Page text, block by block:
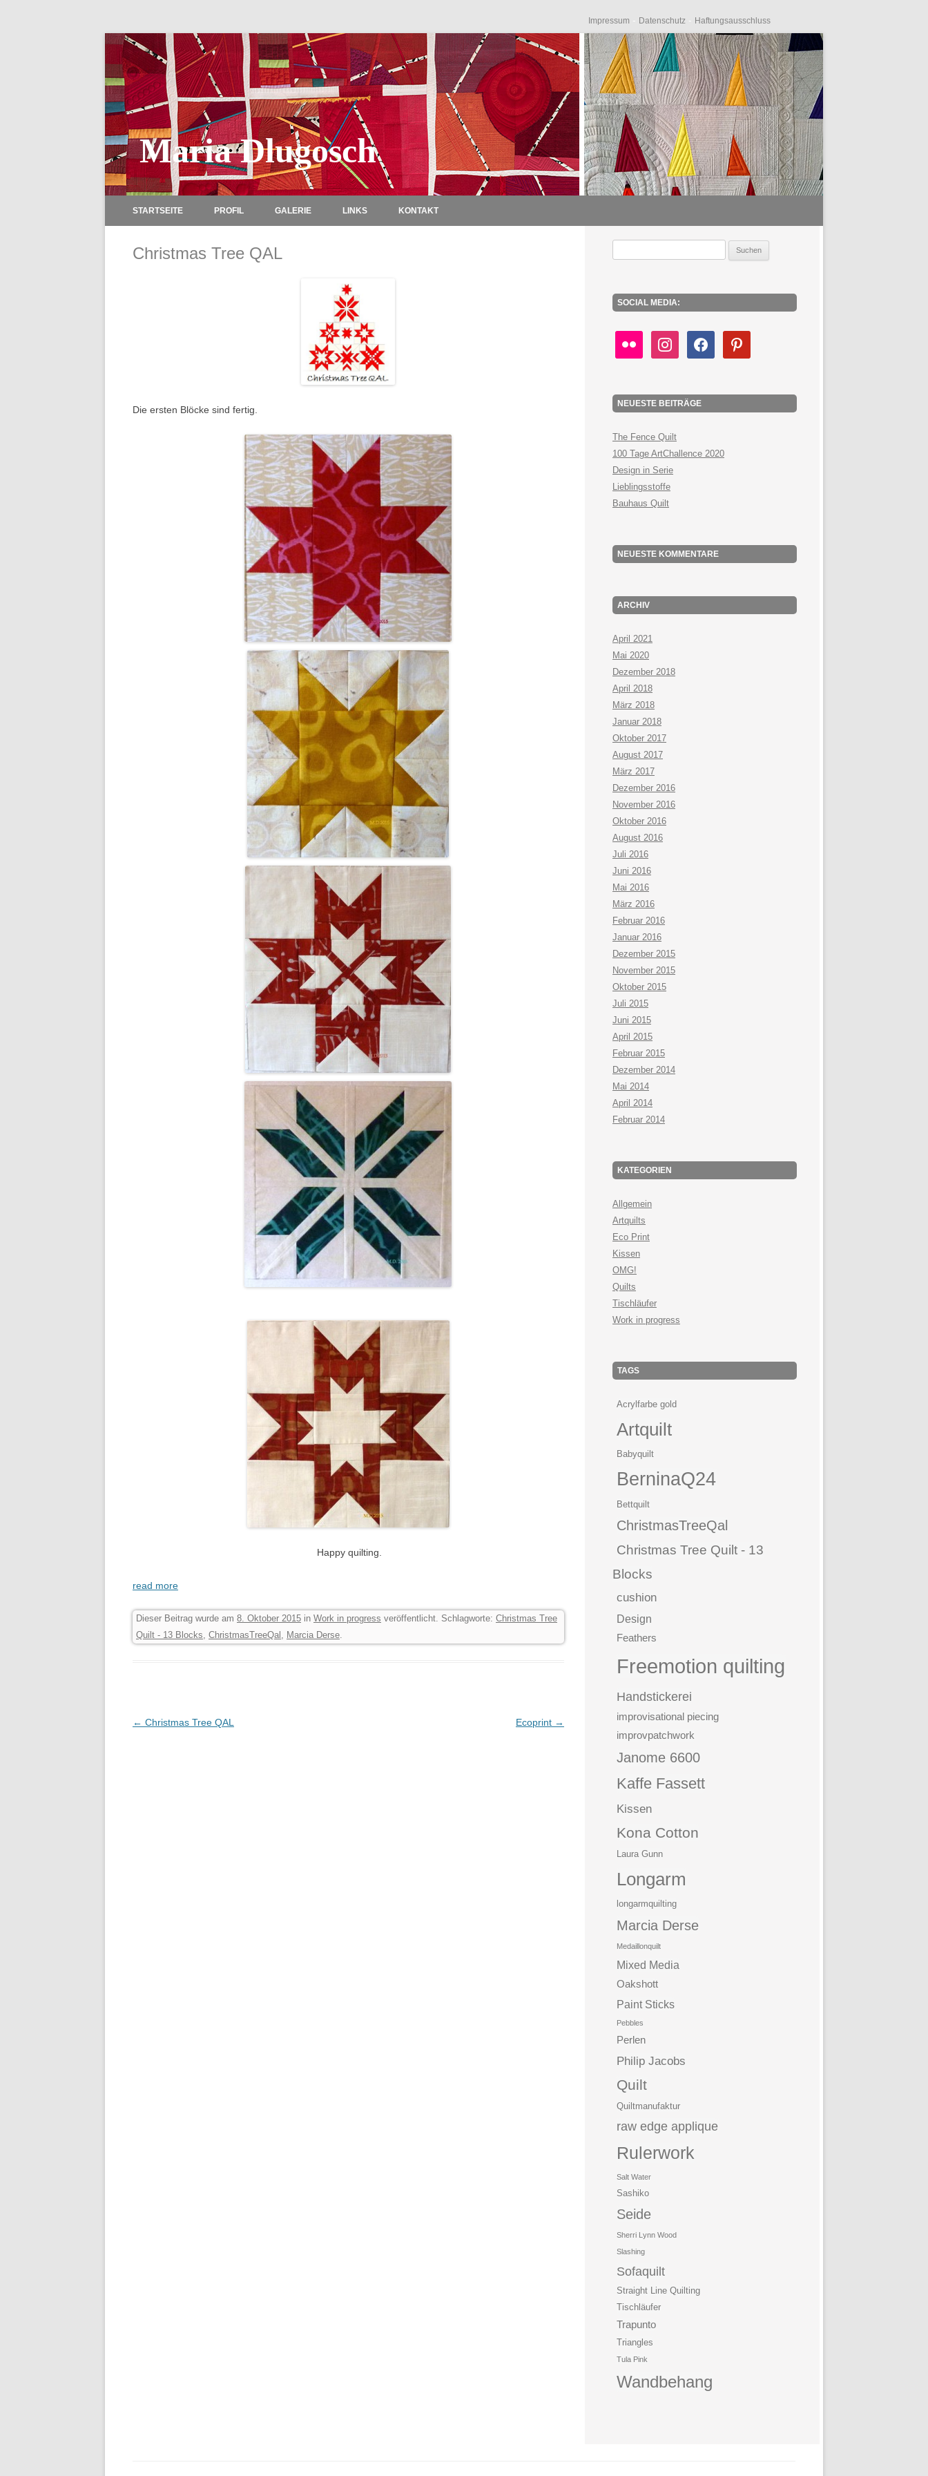
Impressum - Datenschutz - Haftungsausschluss
Maria Dlugosch
STARTSEITE PROFIL GALERIE LINKS KONTAKT
Christmas Tree QAL
Die ersten Blöcke sind fertig.
Happy quilting.
read more
Dieser Beitrag wurde am 8. Oktober 2015 in Work in progress veröffentlicht. Schlagworte: Christmas Tree
Quilt - 13 Blocks ChristmasTreeQal Marcia Derse
Beitrags-Navigation
← Christmas Tree QAL Ecoprint →
SOCIAL MEDIA:
instagram facebook pinterest
NEUESTE BEITRÄGE
The Fence Quilt
100 Tage ArtChallence 2020
Design in Serie
Lieblingsstoffe
Bauhaus Quilt
NEUESTE KOMMENTARE
ARCHIV
April 2021
Mai 2020
Dezember 2018
April 2018
März 2018
Januar 2018
Oktober 2017
August 2017
März 2017
Dezember 2016
November 2016
Oktober 2016
August 2016
Juli 2016
Juni 2016
Mai 2016
März 2016
Februar 2016
Januar 2016
Dezember 2015
November 2015
Oktober 2015
Juli 2015
Juni 2015
April 2015
Februar 2015
Dezember 2014
Mai 2014
April 2014
Februar 2014
KATEGORIEN
Allgemein
Artquilts
Eco Print
Kissen
OMG!
Quilts
Tischläufer
Work in progress
TAGS
Acrylfarbe gold
Artquilt
Babyquilt
BerninaQ24
Bettquilt
ChristmasTreeQal
Christmas Tree Quilt - 13
Blocks
cushion
Design
Feathers
Freemotion quilting
Handstickerei
improvisational piecing
improvpatchwork
Janome 6600
Kaffe Fassett
Kissen
Kona Cotton
Laura Gunn
Longarm
longarmquilting
Marcia Derse
Medaillonquilt
Mixed Media
Oakshott
Paint Sticks
Pebbles
Perlen
Philip Jacobs
Quilt
Quiltmanufaktur
raw edge applique
Rulerwork
Salt Water
Sashiko
Seide
Sherri Lynn Wood
Slashing
Sofaquilt
Straight Line Quilting
Tischläufer
Trapunto
Triangles
Tula Pink
Wandbehang